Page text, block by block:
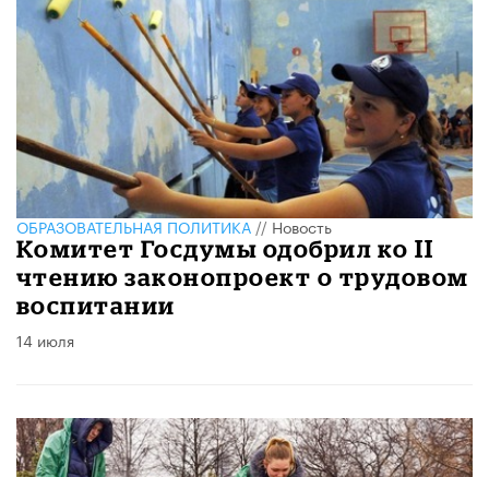
ОБРАЗОВАТЕЛЬНАЯ ПОЛИТИКА//Новость
Комитет Госдумы одобрил ко II
чтению законопроект о трудовом
воспитании
14 июля